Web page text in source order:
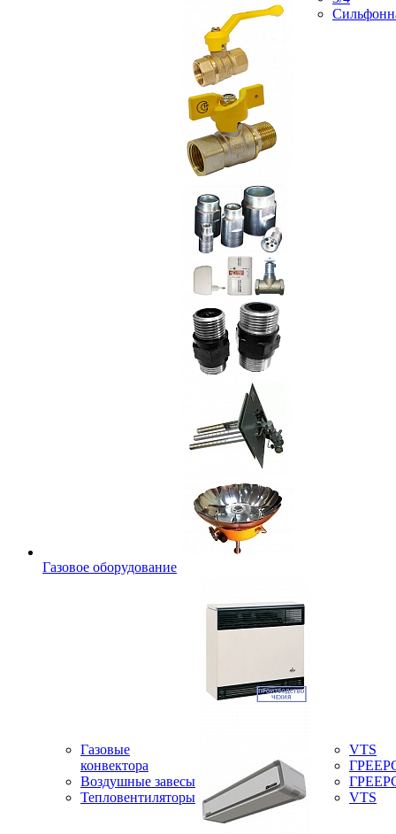
Газовое оборудование
Газовые
конвектора
Воздушные завесы
Тепловентиляторы
VTS
VTS